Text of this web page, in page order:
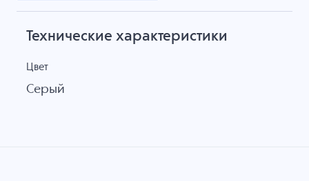
Технические характеристики
Цвет
Серый